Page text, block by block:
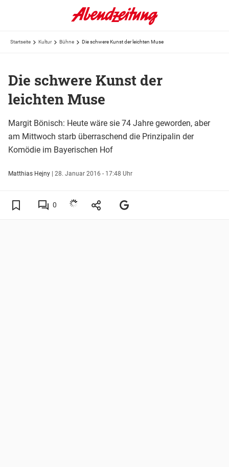
Startseite Kultur Bühne Die schwere Kunst der leichten Muse
Die schwere Kunst der
leichten Muse
Margit Bönisch: Heute wäre sie 74 Jahre geworden, aber
am Mittwoch starb überraschend die Prinzipalin der
Komödie im Bayerischen Hof
Matthias Hejny | 28. Januar 2016 - 17:48 Uhr
0